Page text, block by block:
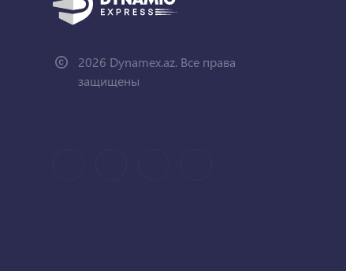
2026 Dynamex.az. Все права
защищены